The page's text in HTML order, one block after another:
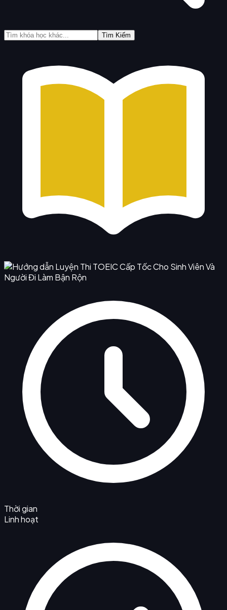
Tìm Kiếm
Thời gian
Linh hoạt